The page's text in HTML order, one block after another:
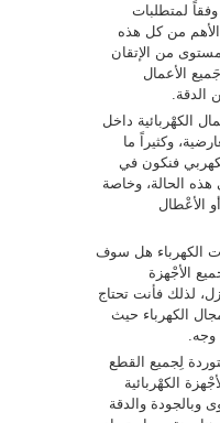
لمتطلبات
الأهم من كل هذه
من الإتقان
الأعمال
الكهْربائية داخل
وكثيراً ما
فنكون في
الحالة، وخاصة
الأعْطال
الكهرباء هل سوف
الأجْهزة
لذلك فأنت تحتاج
الكهرباء حيث
لِجميع القطع
الكهْربائية
وبالجودة والدقة